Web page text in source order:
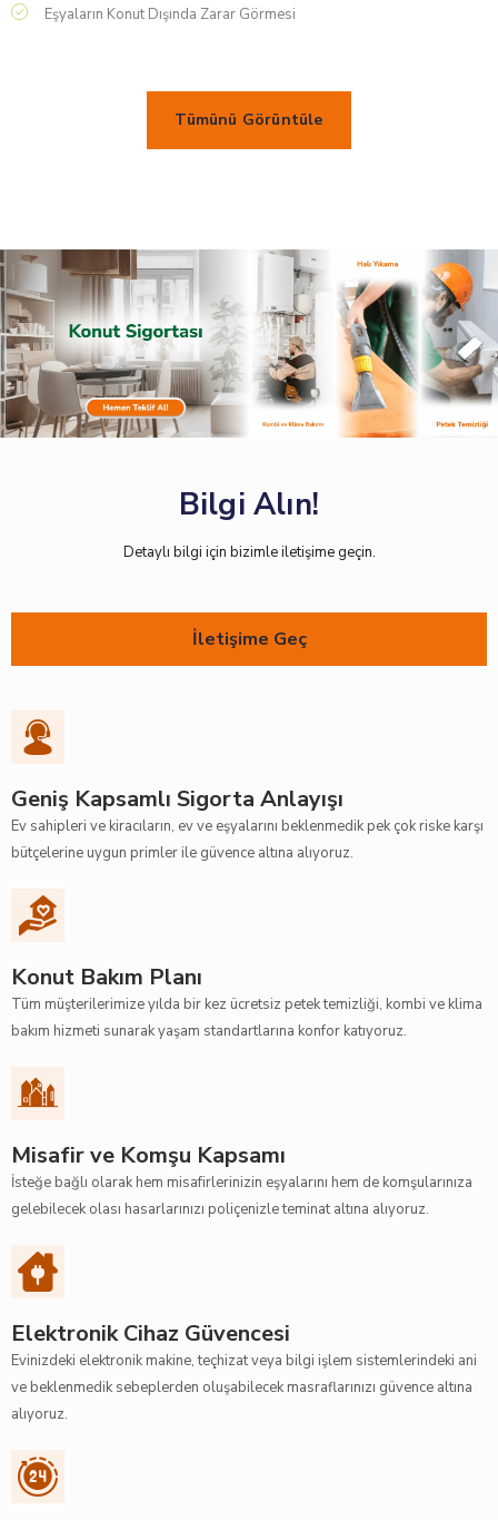
Eşyaların Konut Dışında Zarar Görmesi
Grev, Lokavt, Kargaşalık, Halk Hareketleri, Kötü Niyet ve Terör
Fırtına
Yer Kayması
Kazı Sonucu Yer Kayması
Kapkaç
İzolasyon Yetersizliği
Hukuksal Koruma Teminatı
Hırsızlık
Ferdi Kaza
Boya, Badana / Dekorasyon Masrafları
Konut Yardım Hizmetleri
Medline Acil Sağlık Hizmeti
Elektronik Cihaz
Tümünü Görüntüle
Bilgi Alın!
Detaylı bilgi için bizimle iletişime geçin.
İletişime Geç
Geniş Kapsamlı Sigorta Anlayışı
Ev sahipleri ve kiracıların, ev ve eşyalarını beklenmedik pek çok riske karşı
bütçelerine uygun primler ile güvence altına alıyoruz.
Konut Bakım Planı
Tüm müşterilerimize yılda bir kez ücretsiz petek temizliği, kombi ve klima
bakım hizmeti sunarak yaşam standartlarına konfor katıyoruz.
Misafir ve Komşu Kapsamı
İsteğe bağlı olarak hem misafirlerinizin eşyalarını hem de komşularınıza
gelebilecek olası hasarlarınızı poliçenizle teminat altına alıyoruz.
Elektronik Cihaz Güvencesi
Evinizdeki elektronik makine, teçhizat veya bilgi işlem sistemlerindeki ani
ve beklenmedik sebeplerden oluşabilecek masraflarınızı güvence altına
alıyoruz.